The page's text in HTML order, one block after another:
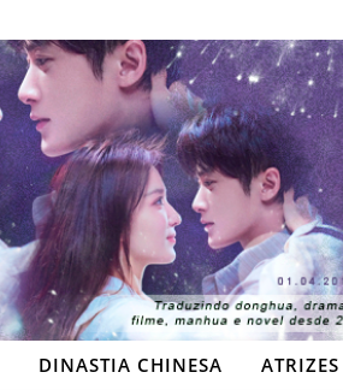
DINASTIA CHINESA ATRIZES